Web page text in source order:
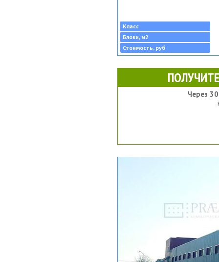
Класс
Блоки, м2
Стоимость, руб
Через